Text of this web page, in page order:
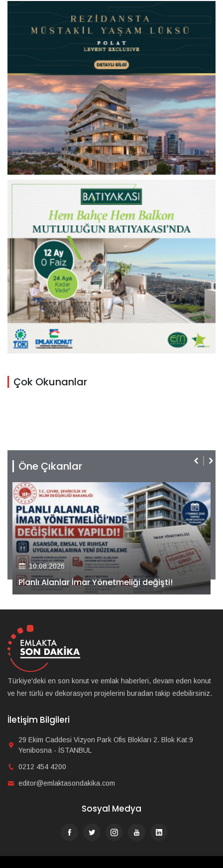
Çok Okunanlar
Öne Çıkanlar
10.08.2026
Kiler GYO’dan Pendik Dolayoba projesiyle ilgili
önemli adım!
Türkiye'deki en son konut ve emlak haberleri, devam eden konut
ve her türlü ev dekorasyon projelerini buradan takip edebilirsiniz.
İletişim Bilgileri
29 Ekim Caddesi Vizyon Park Ofis Blokları 2. Blok Kat:9
Yenibosna - İSTANBUL
0212 454 4200
editor@emlaktasondakika.com
Sosyal Medya